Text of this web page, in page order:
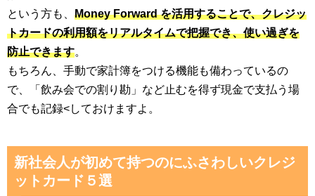
という方も、 Money Forward を活用することで、クレジッ
トカードの利用額をリアルタイムで把握でき、使い過ぎを
防止できます。
もちろん、手動で家計簿をつける機能も備わっているの
で、「飲み会での割り勘」など止むを得ず現金で支払う場
合でも記録<しておけますよ。
新社会人が初めて持つのにふさわしいクレジ
ットカード５選